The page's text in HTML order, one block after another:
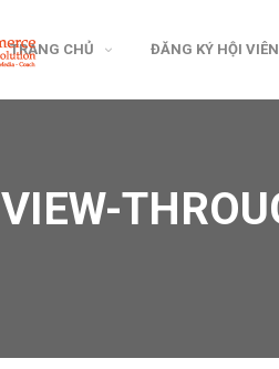
TRANG CHỦ ĐĂNG KÝ HỘI VIÊN
VIEW-